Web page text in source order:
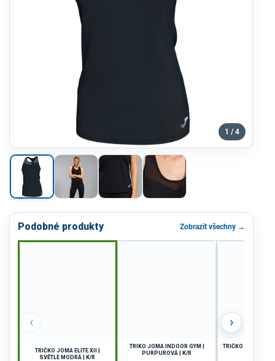
1 / 4
Podobné produkty Zobrazit všechny →
‹
TRIČKO JOMA ELITE XII |
SVĚTLE MODRÁ | K/R
TRIKO JOMA INDOOR GYM |
PURPUROVÁ | K/R
TRIČKO JOMA
›